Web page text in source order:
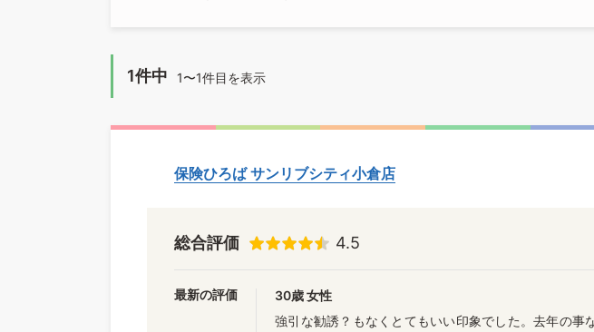
1件中 1〜1件目を表示
保険ひろば サンリブシティ小倉店
総合評価 4.5
最新の評価 30歳 女性
強引な勧誘？もなくとてもいい印象でした。去年の事